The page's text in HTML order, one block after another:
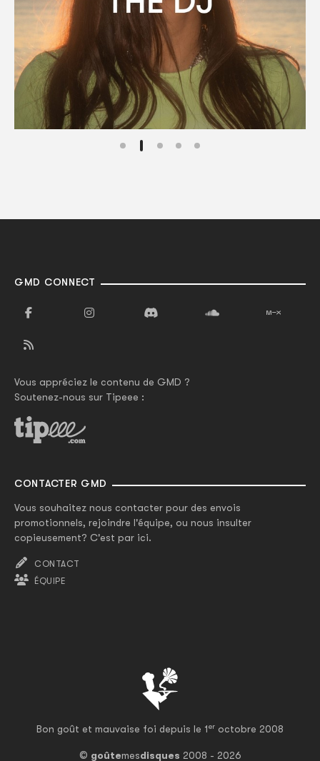
Bon goût et mauvaise foi depuis le 1er octobre 2008
© goûtemesdisques 2008 - 2026
GMD CONNECT
Vous appréciez le contenu de GMD ?
Soutenez-nous sur Tipeee :
CONTACTER GMD
Vous souhaitez nous contacter pour des envois
promotionnels, rejoindre l'équipe, ou nous insulter
copieusement? C'est par ici.
CONTACT
ÉQUIPE